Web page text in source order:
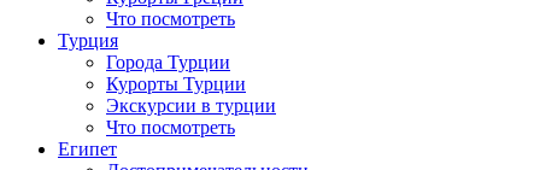
Что посмотреть
Турция
Города Турции
Курорты Турции
Экскурсии в турции
Что посмотреть
Египет